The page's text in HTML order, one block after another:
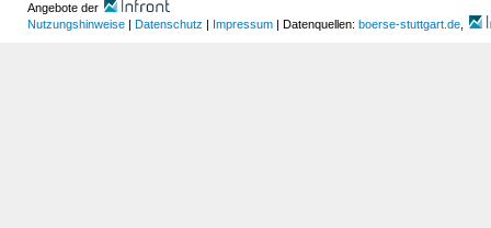
Angebote der
Nutzungshinweise
Datenschutz Impressum | Datenquellen: boerse-stuttgart.de,